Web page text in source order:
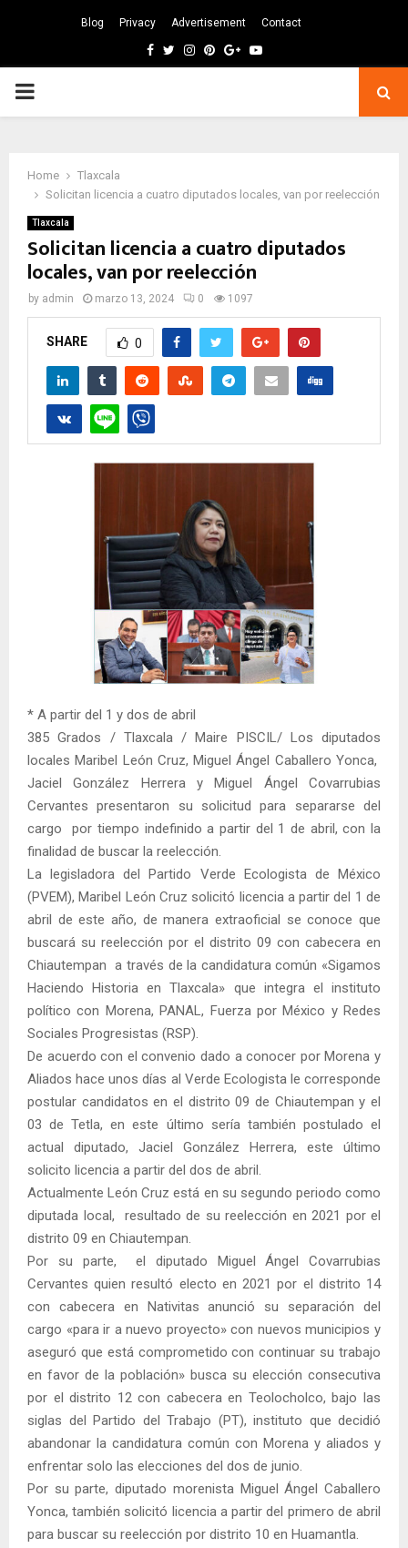
Blog Privacy Advertisement Contact
Facebook
TwitterInstagram
Pinterest
GoogleYoutube
PRIMARY
Home
Tlaxcala
Solicitan licencia a cuatro diputados locales, van por reelección
Tlaxcala
Solicitan licencia a cuatro diputados
locales, van por reelección
by admin marzo 13, 2024 0 1097
SHARE 0
* A partir del 1 y dos de abril
385 Grados / Tlaxcala / Maire PISCIL/ Los diputados
locales Maribel León Cruz, Miguel Ángel Caballero Yonca,
Jaciel González Herrera y Miguel Ángel Covarrubias
Cervantes presentaron su solicitud para separarse del
cargo por tiempo indefinido a partir del 1 de abril, con la
finalidad de buscar la reelección.
La legisladora del Partido Verde Ecologista de México
(PVEM), Maribel León Cruz solicitó licencia a partir del 1 de
abril de este año, de manera extraoficial se conoce que
buscará su reelección por el distrito 09 con cabecera en
Chiautempan a través de la candidatura común «Sigamos
Haciendo Historia en Tlaxcala» que integra el instituto
político con Morena, PANAL, Fuerza por México y Redes
Sociales Progresistas (RSP).
De acuerdo con el convenio dado a conocer por Morena y
Aliados hace unos días al Verde Ecologista le corresponde
postular candidatos en el distrito 09 de Chiautempan y el
03 de Tetla, en este último sería también postulado el
actual diputado, Jaciel González Herrera, este último
solicito licencia a partir del dos de abril.
Actualmente León Cruz está en su segundo periodo como
diputada local, resultado de su reelección en 2021 por el
distrito 09 en Chiautempan.
Por su parte, el diputado Miguel Ángel Covarrubias
Cervantes quien resultó electo en 2021 por el distrito 14
con cabecera en Nativitas anunció su separación del
cargo «para ir a nuevo proyecto» con nuevos municipios y
aseguró que está comprometido con continuar su trabajo
en favor de la población» busca su elección consecutiva
por el distrito 12 con cabecera en Teolocholco, bajo las
siglas del Partido del Trabajo (PT), instituto que decidió
abandonar la candidatura común con Morena y aliados y
enfrentar solo las elecciones del dos de junio.
Por su parte, diputado morenista Miguel Ángel Caballero
Yonca, también solicitó licencia a partir del primero de abril
para buscar su reelección por distrito 10 en Huamantla.